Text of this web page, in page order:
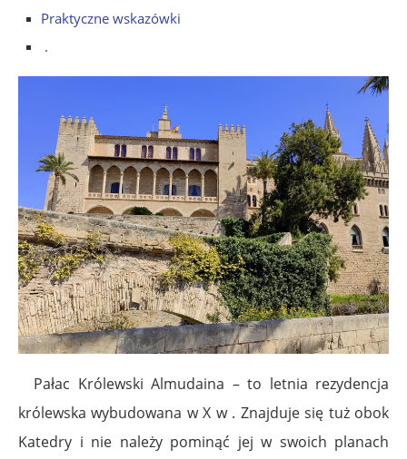
Praktyczne wskazówki
.
Pałac Królewski Almudaina – to letnia rezydencja
królewska wybudowana w X w . Znajduje się tuż obok
Katedry i nie należy pominąć jej w swoich planach